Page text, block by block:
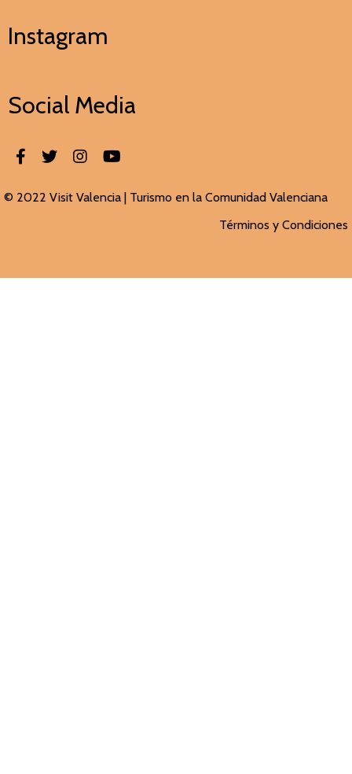
Instagram
Social Media
© 2022 Visit Valencia | Turismo en la Comunidad Valenciana
Términos y Condiciones